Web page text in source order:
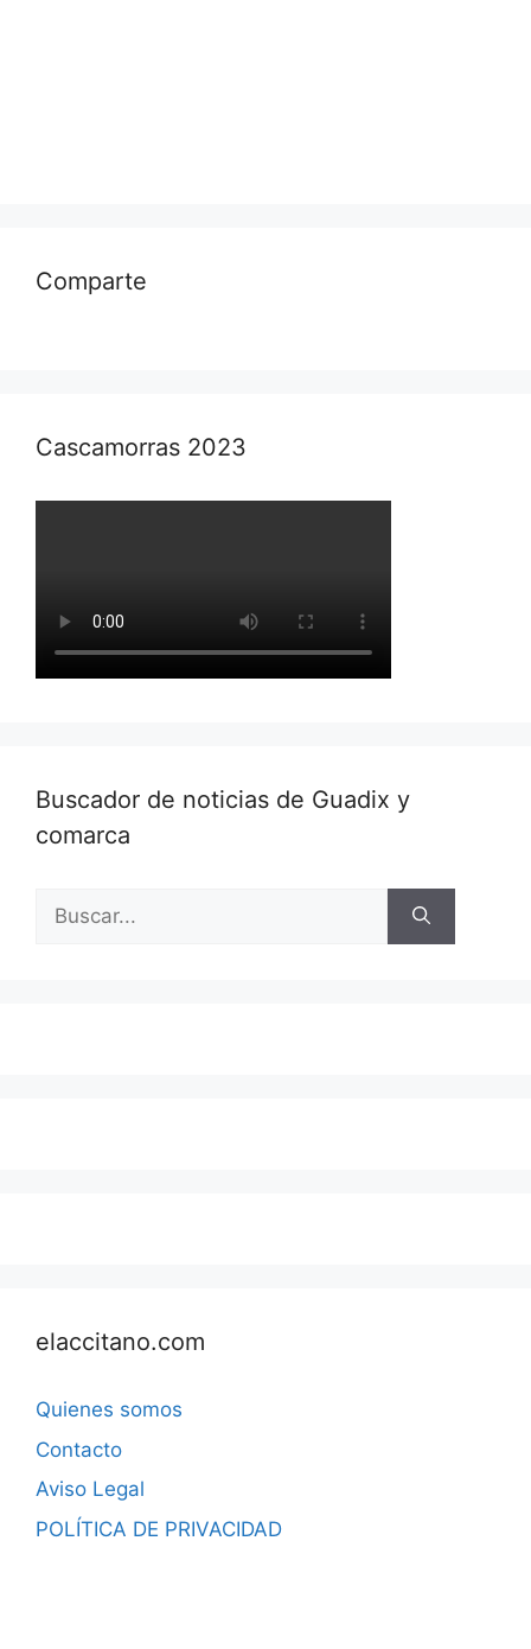
Comparte
Cascamorras 2023
Buscador de noticias de Guadix y
comarca
Buscar:
elaccitano.com
Quienes somos
Contacto
Aviso Legal
POLÍTICA DE PRIVACIDAD